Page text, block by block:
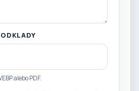
alebo PDF.